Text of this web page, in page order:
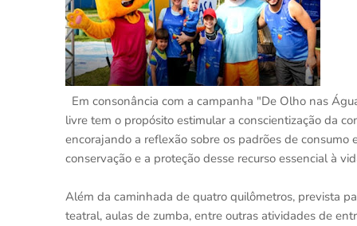
Em consonância com a campanha "De Olho nas
livre tem o propósito estimular a conscientização da
encorajando a reflexão sobre os padrões de
conservação e a proteção desse recurso essencial à
Além da caminhada de quatro quilômetros, prevista
teatral, aulas de zumba, entre outras atividades de